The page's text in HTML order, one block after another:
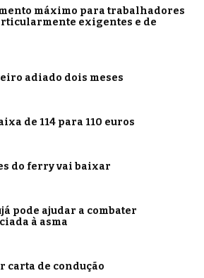
máximo para trabalhadores
exigentes e de
adiado dois meses
de 114 para 110 euros
do ferry vai baixar
pode ajudar a combater
à asma
carta de condução